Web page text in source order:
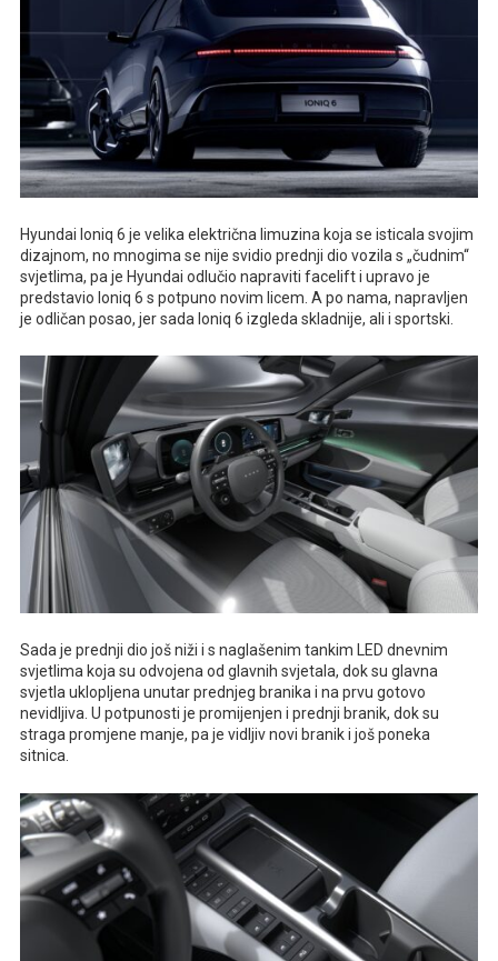
Hyundai Ioniq 6 je velika električna limuzina koja se isticala svojim
dizajnom, no mnogima se nije svidio prednji dio vozila s „čudnim“
svjetlima, pa je Hyundai odlučio napraviti facelift i upravo je
predstavio Ioniq 6 s potpuno novim licem. A po nama, napravljen
je odličan posao, jer sada Ioniq 6 izgleda skladnije, ali i sportski.
Sada je prednji dio još niži i s naglašenim tankim LED dnevnim
svjetlima koja su odvojena od glavnih svjetala, dok su glavna
svjetla uklopljena unutar prednjeg branika i na prvu gotovo
nevidljiva. U potpunosti je promijenjen i prednji branik, dok su
straga promjene manje, pa je vidljiv novi branik i još poneka
sitnica.